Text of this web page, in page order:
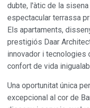
dubte, l'àtic de la
espectacular terrassa
Els apartaments,
prestigiós Daar
innovador i tecnologies
confort de vida
Una oportunitat única
excepcional al cor de